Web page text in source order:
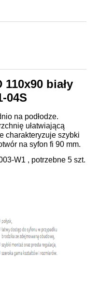
110x90 biały
04S
na podłodze.
ułatwiającą
charakteryzuje szybki
na syfon fi 90 mm.
W1 , potrzebne 5 szt.